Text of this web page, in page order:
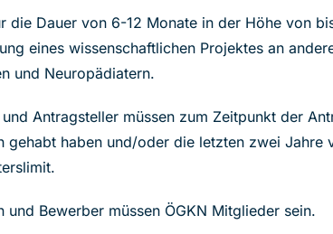
die Dauer von 6-12 Monate in der Höhe von
eines wissenschaftlichen Projektes an
und Neuropädiatern.
Antragsteller müssen zum Zeitpunkt der
gehabt haben und/oder die letzten zwei
und Bewerber müssen ÖGKN Mitglieder sein.